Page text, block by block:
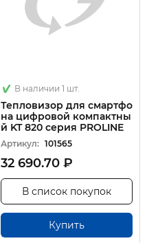
В наличии 1 шт.
Тепловизор для смартфо
на цифровой компактны
й KT 820 серия PROLINE
Артикул: 101565
32 690.70 ₽
Купить
В список покупок